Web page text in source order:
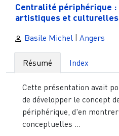
Centralité périphérique :
artistiques et culturelles
Basile Michel | Angers
Résumé Index
Cette présentation avait
de développer le concept
périphérique, d'en
conceptuelles ...